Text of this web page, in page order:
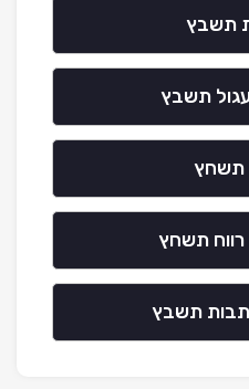
תשבץ
תשבץ
תשחץ
תשחץ
תשבץ